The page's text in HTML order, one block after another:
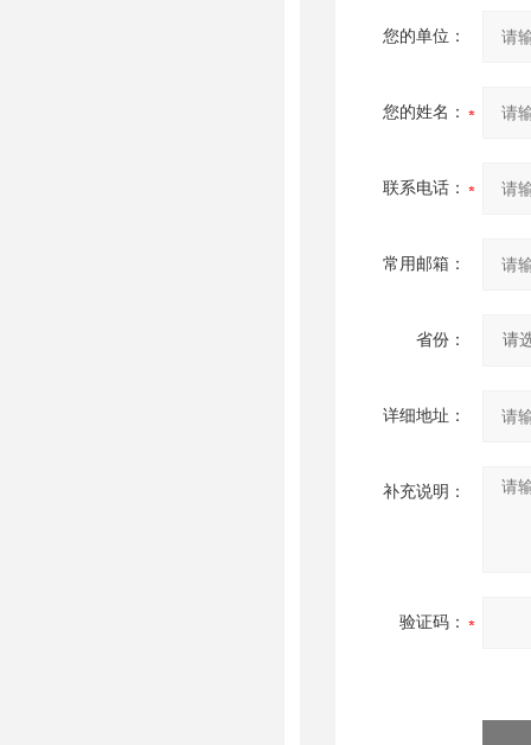
您的单位：
您的姓名：
联系电话：
常用邮箱：
省份：
详细地址：
补充说明：
验证码：